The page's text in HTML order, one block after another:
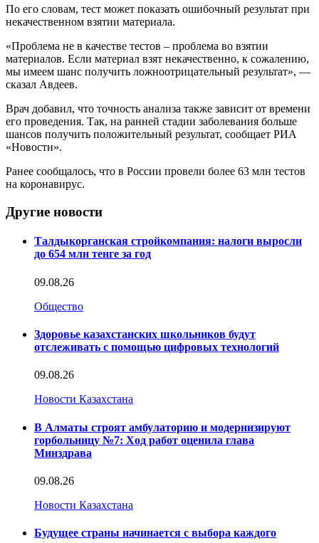
По его словам, тест может показать ошибочный результат при
некачественном взятии материала.
«Проблема не в качестве тестов – проблема во взятии
материалов. Если материал взят некачественно, к сожалению,
мы имеем шанс получить ложноотрицательный результат», —
сказал Авдеев.
Врач добавил, что точность анализа также зависит от времени
его проведения. Так, на ранней стадии заболевания больше
шансов получить положительный результат, сообщает РИА
«Новости».
Ранее сообщалось, что в России провели более 63 млн тестов
на коронавирус.
Другие новости
Талдыкорганская стройкомпания: налоги выросли
до 654 млн тенге за год
09.08.26
Общество
Здоровье казахстанских школьников будут
отслеживать с помощью цифровых технологий
09.08.26
Новости Казахстана
В Алматы строят амбулаторию и модернизируют
горбольницу №7: Ход работ оценила глава
Минздрава
09.08.26
Новости Казахстана
Будущее страны начинается с выбора каждого